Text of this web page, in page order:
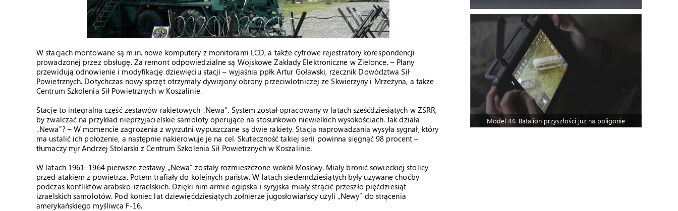
W stacjach montowane są m.in. nowe komputery z monitorami LCD, a także cyfrowe rejestratory korespondencji
prowadzonej przez obsługę. Za remont odpowiedzialne są Wojskowe Zakłady Elektroniczne w Zielonce. – Plany
przewidują odnowienie i modyfikację dziewięciu stacji – wyjaśnia ppłk Artur Goławski, rzecznik Dowództwa Sił
Powietrznych. Dotychczas nowy sprzęt otrzymały dywizjony obrony przeciwlotniczej ze Skwierzyny i Mrzeżyna, a także
Centrum Szkolenia Sił Powietrznych w Koszalinie.
Stacje to integralna część zestawów rakietowych „Newa”. System został opracowany w latach sześćdziesiątych w ZSRR,
by zwalczać na przykład nieprzyjacielskie samoloty operujące na stosunkowo niewielkich wysokościach. Jak działa
„Newa”? – W momencie zagrożenia z wyrzutni wypuszczane są dwie rakiety. Stacja naprowadzania wysyła sygnał, który
ma ustalić ich położenie, a następnie nakierowuje je na cel. Skuteczność takiej serii powinna sięgnąć 98 procent –
tłumaczy mjr Andrzej Stolarski z Centrum Szkolenia Sił Powietrznych w Koszalinie.
W latach 1961–1964 pierwsze zestawy „Newa” zostały rozmieszczone wokół Moskwy. Miały bronić sowieckiej stolicy
przed atakiem z powietrza. Potem trafiały do kolejnych państw. W latach siedemdziesiątych były używane choćby
podczas konfliktów arabsko-izraelskich. Dzięki nim armie egipska i syryjska miały strącić przeszło pięćdziesiąt
izraelskich samolotów. Pod koniec lat dziewięćdziesiątych żołnierze jugosłowiańscy użyli „Newy” do strącenia
amerykańskiego myśliwca F-16.
Model 44. Batalion przyszłości już na poligonie